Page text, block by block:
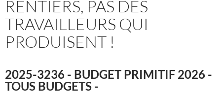
RENTIERS, PAS DES
TRAVAILLEURS QUI
PRODUISENT !
2025-3236 - BUDGET PRIMITIF 2026 -
TOUS BUDGETS -